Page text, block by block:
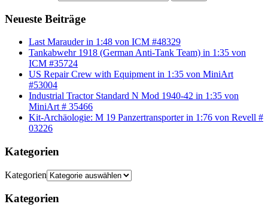
Neueste Beiträge
Last Marauder in 1:48 von ICM #48329
Tankabwehr 1918 (German Anti-Tank Team) in 1:35 von
ICM #35724
US Repair Crew with Equipment in 1:35 von MiniArt
#53004
Industrial Tractor Standard N Mod 1940-42 in 1:35 von
MiniArt # 35466
Kit-Archäologie: M 19 Panzertransporter in 1:76 von Revell #
03226
Kategorien
Kategorien
Kategorien